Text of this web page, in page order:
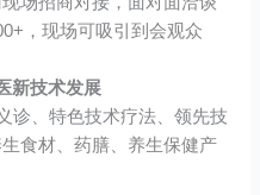
，现场可吸引到会观众
新技术发展
诊、特色技术疗法、领先技
食材、药膳、养生保健产